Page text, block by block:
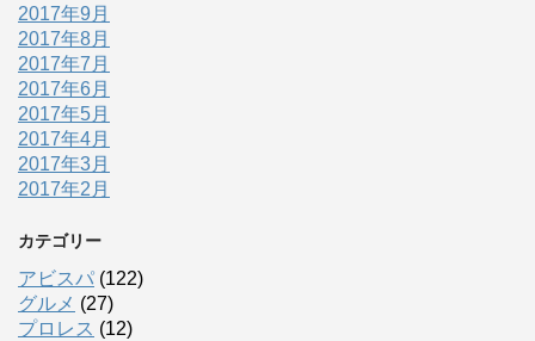
2017年9月
2017年8月
2017年7月
2017年6月
2017年5月
2017年4月
2017年3月
2017年2月
カテゴリー
アビスパ (122)
グルメ (27)
プロレス (12)